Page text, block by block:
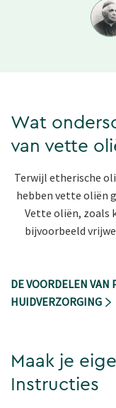
Wat
van vette
Terwijl etherische
hebben vette oliën
Vette oliën, zoals
bijvoorbeeld
DE VOORDELEN VAN
HUIDVERZORGING
Maak je
Instructies